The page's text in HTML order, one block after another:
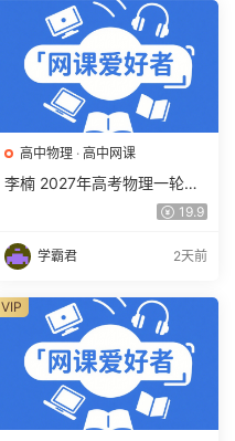
高中物理 · 高中网课
李楠 2027年高考物理一轮复
习网课教程 高三物理 上学期
载
19.9
学霸君 2天前
VIP